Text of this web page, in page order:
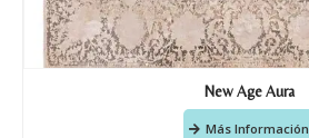
New Age Aura
Más Información
Recibir mi oferta